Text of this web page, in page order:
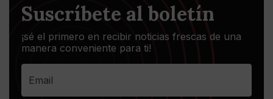
Suscríbete al boletín
¡sé el primero en recibir noticias frescas de una
manera conveniente para ti!